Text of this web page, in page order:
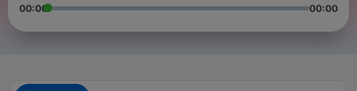
00:00 00:00